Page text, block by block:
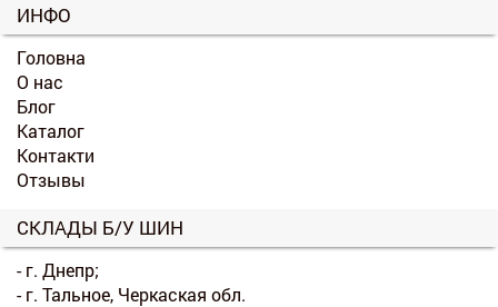
ИНФО
Головна
О нас
Блог
Каталог
Контакти
Отзывы
СКЛАДЫ Б/У ШИН
- г. Днепр;
- г. Тальное, Черкаская обл.